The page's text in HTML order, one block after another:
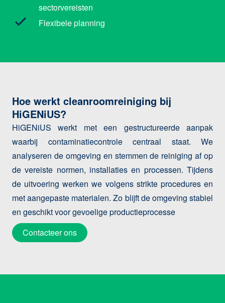
sectorvereisten
Flexibele planning
Hoe werkt cleanroomreiniging bij
HiGENiUS?
HiGENiUS werkt met een gestructureerde aanpak
waarbij contaminatiecontrole centraal staat. We
analyseren de omgeving en stemmen de reiniging af op
de vereiste normen, installaties en processen. Tijdens
de uitvoering werken we volgens strikte procedures en
met aangepaste materialen. Zo blijft de omgeving stabiel
en geschikt voor gevoelige productieprocesse
Contacteer ons